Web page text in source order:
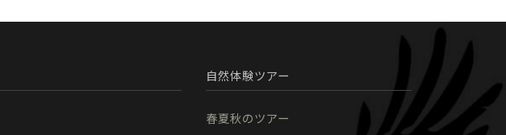
自然体験ツアー
春夏秋のツアー